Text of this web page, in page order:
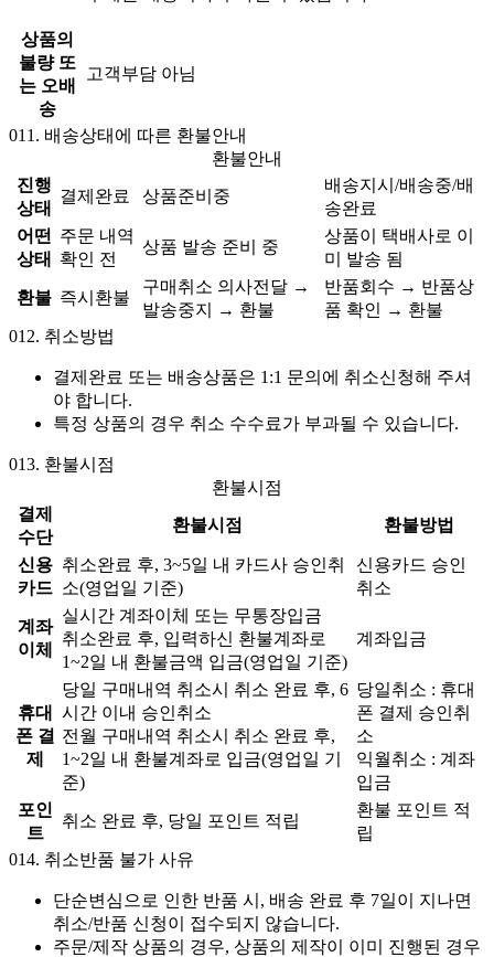
상품의
불량 또
는 오배
송
고객부담 아님
011. 배송상태에 따른 환불안내
환불안내
진행
상태
결제완료 상품준비중
배송지시/배송중/배
송완료
어떤
상태
주문 내역
확인 전
상품 발송 준비 중
상품이 택배사로 이
미 발송 됨
환불 즉시환불
구매취소 의사전달 →
발송중지 → 환불
반품회수 → 반품상
품 확인 → 환불
012. 취소방법
결제완료 또는 배송상품은 1:1 문의에 취소신청해 주셔
야 합니다.
특정 상품의 경우 취소 수수료가 부과될 수 있습니다.
013. 환불시점
환불시점
결제
수단
환불시점 환불방법
신용
카드
취소완료 후, 3~5일 내 카드사 승인취
소(영업일 기준)
신용카드 승인
취소
계좌
이체
실시간 계좌이체 또는 무통장입금
취소완료 후, 입력하신 환불계좌로
1~2일 내 환불금액 입금(영업일 기준)
계좌입금
휴대
폰 결
제
당일 구매내역 취소시 취소 완료 후, 6
시간 이내 승인취소
전월 구매내역 취소시 취소 완료 후,
1~2일 내 환불계좌로 입금(영업일 기
준)
당일취소 : 휴대
폰 결제 승인취
소
익월취소 : 계좌
입금
포인
트
취소 완료 후, 당일 포인트 적립
환불 포인트 적
립
014. 취소반품 불가 사유
단순변심으로 인한 반품 시, 배송 완료 후 7일이 지나면
취소/반품 신청이 접수되지 않습니다.
주문/제작 상품의 경우, 상품의 제작이 이미 진행된 경우